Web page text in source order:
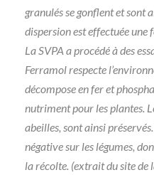
granulés se gonflent et sont
dispersion est effectuée
La SVPA a procédé à des
Ferramol respecte
décompose en fer et
nutriment pour les plantes.
abeilles, sont ainsi
négative sur les légumes,
la récolte. (extrait du site de